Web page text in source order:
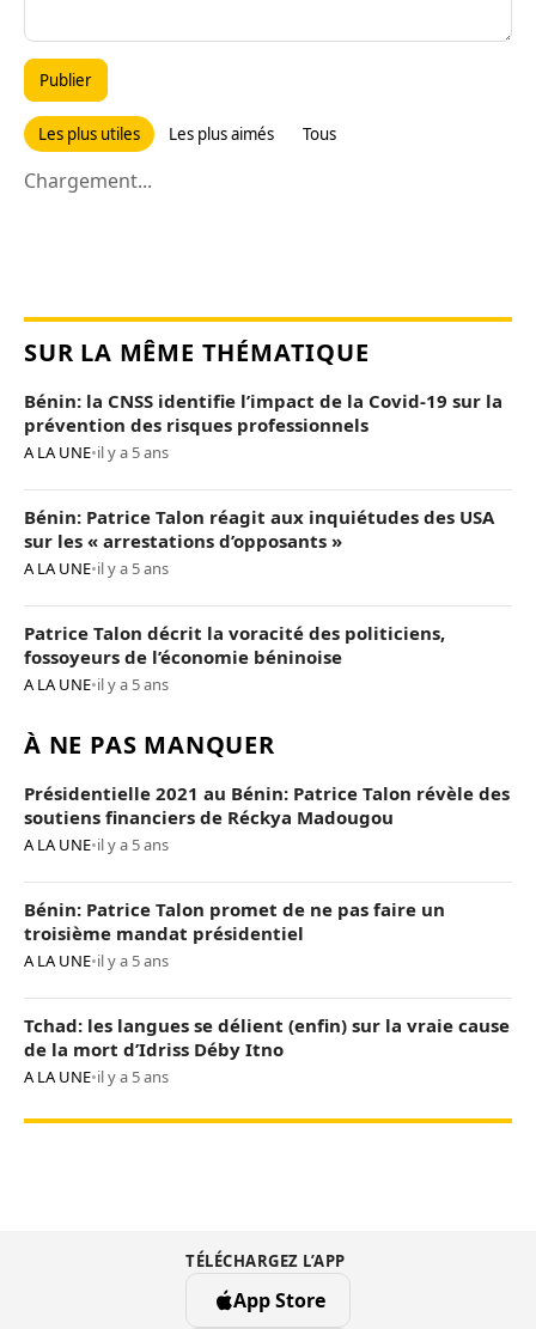
Publier
Les plus utiles Les plus aimés Tous
Chargement...
SUR LA MÊME THÉMATIQUE
Bénin: la CNSS identifie l’impact de la Covid-19 sur la
prévention des risques professionnels
A LA UNE•il y a 5 ans
Bénin: Patrice Talon réagit aux inquiétudes des USA
sur les « arrestations d’opposants »
A LA UNE•il y a 5 ans
Patrice Talon décrit la voracité des politiciens,
fossoyeurs de l’économie béninoise
A LA UNE•il y a 5 ans
À NE PAS MANQUER
Présidentielle 2021 au Bénin: Patrice Talon révèle des
soutiens financiers de Réckya Madougou
A LA UNE•il y a 5 ans
Bénin: Patrice Talon promet de ne pas faire un
troisième mandat présidentiel
A LA UNE•il y a 5 ans
Tchad: les langues se délient (enfin) sur la vraie cause
de la mort d’Idriss Déby Itno
A LA UNE•il y a 5 ans
TÉLÉCHARGEZ L’APP
App Store